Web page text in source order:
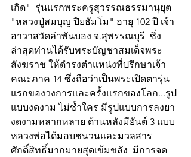
เกิด"  รุ่นแรกพระครูสุวรรณธรรมานุยุต
"หลวงปู่สมบุญ ปิยธัมโม" อายุ 102 ปี เจ้า
อาวาสวัดลำพันบอง จ.สุพรรณบุรี  ซึ่ง
ล่าสุดท่านได้รับพระบัญชาสมเด็จพระ
สังฆราช ให้ดำรงตำแหน่งที่ปรึกษาเจ้า
คณะภาค 14 ซึ่งถือว่าเป็นพระเปิดตารุ่น
แรกของวงการและครั้งแรกของโลก...รูป
แบบงดงาม ไม่ซ้ำใคร มีรูปแบบการลงยา
งดงามหลากหลาย ด้านหลังมียันต์ 3 แบบ
หลวงพ่อได้มอบชนวนและมวลสาร
ศักดิ์สิทธิ์มากมายสุดเข้มขลัง  มีการจด